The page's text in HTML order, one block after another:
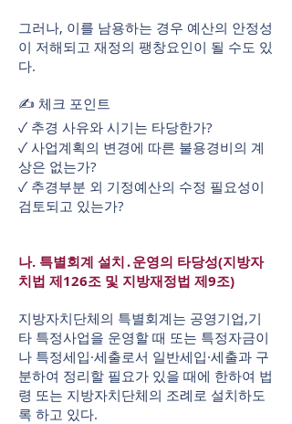
그러나, 이를 남용하는 경우 예산의 안정성
이 저해되고 재정의 팽창요인이 될 수도 있
다.
✍ 체크 포인트
✓ 추경 사유와 시기는 타당한가?
✓ 사업계획의 변경에 따른 불용경비의 계
상은 없는가?
✓ 추경부분 외 기정예산의 수정 필요성이
검토되고 있는가?
나. 특별회계 설치․운영의 타당성(지방자
치법 제126조 및 지방재정법 제9조)
지방자치단체의 특별회계는 공영기업,기
타 특정사업을 운영할 때 또는 특정자금이
나 특정세입·세출로서 일반세입·세출과 구
분하여 정리할 필요가 있을 때에 한하여 법
령 또는 지방자치단체의 조례로 설치하도
록 하고 있다.